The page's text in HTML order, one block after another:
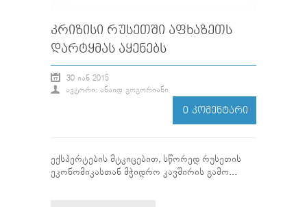
ᲙᲠᲘᲖᲘᲡᲘ ᲠᲣᲡᲔᲗᲨᲘ ᲐᲤᲮᲐᲖᲔᲗᲡ
ᲓᲐᲠᲢᲧᲛᲐᲡ ᲐᲧᲔᲜᲔᲑᲡ
30 ᲘᲐᲜ 2015
ᲐᲕᲢᲝᲠᲘ: ᲐᲜᲐᲘᲓ ᲒᲝᲒᲝᲠᲘᲐᲜᲘ
0 ᲙᲝᲛᲔᲜᲢᲐᲠᲘ
ექსპერტების მტკიცებით, სწორედ რუსეთის
ეკონომიკასთან მჭიდრო კავშირის გამო...